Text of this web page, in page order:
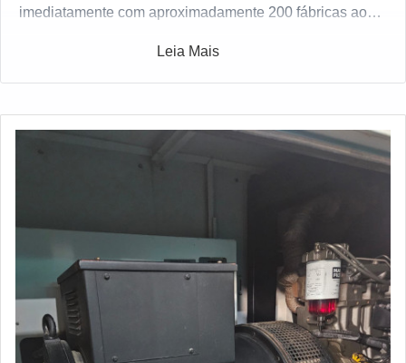
imediatamente com aproximadamente 200 fábricas ao
Leia Mais